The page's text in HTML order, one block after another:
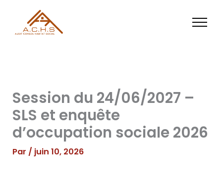
contenu
Session du 24/06/2027 –
SLS et enquête
d’occupation sociale 2026
Par / juin 10, 2026